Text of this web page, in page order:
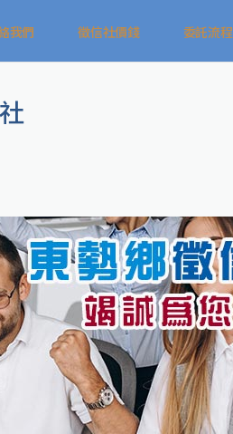
我們 徵信社價錢 委託流程